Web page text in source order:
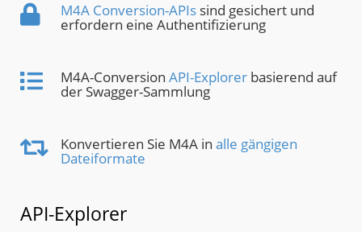
M4A Conversion-APIs sind gesichert und
erfordern eine Authentifizierung
M4A-Conversion API-Explorer basierend auf
der Swagger-Sammlung
Konvertieren Sie M4A in alle gängigen
Dateiformate
API-Explorer